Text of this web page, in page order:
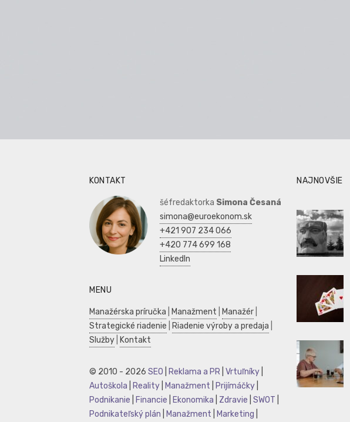
KONTAKT
šéfredaktorka Simona Česaná
simona@euroekonom.sk
+421 907 234 066
+420 774 699 168
LinkedIn
MENU
Manažérska príručka Manažment Manažér
Strategické riadenie
Riadenie výroby a predaja
Služby
Kontakt
© 2010 - 2026 SEO Reklama a PR Vrtuľníky
Autoškola
Reality Manažment Prijímáčky
Podnikanie
Financie Ekonomika Zdravie SWOT
Podnikateľský plán
Manažment Marketing
NAJNOVŠIE